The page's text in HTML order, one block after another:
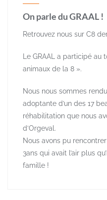
On parle du GRAAL !
Retrouvez nous sur C8
Le GRAAL a participé au
animaux de la 8 ».
Nous nous sommes
adoptante d’un des 17
réhabilitation que nous
d’Orgeval.
Nous avons pu
3ans qui avait l’air plus
famille !